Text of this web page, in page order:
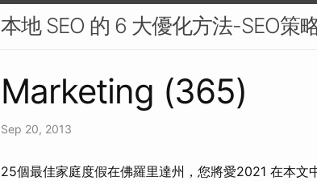
本地 SEO 的 6 大優化方法-SEO策
Marketing (365)
Sep 20, 2013
25個最佳家庭度假在佛羅里達州，您將愛2021 在本